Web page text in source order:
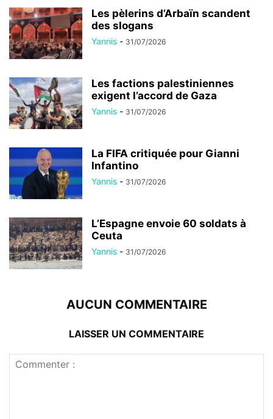
Les pèlerins d’Arbaïn scandent
des slogans
Yannis - 31/07/2026
Les factions palestiniennes
exigent l’accord de Gaza
Yannis - 31/07/2026
La FIFA critiquée pour Gianni
Infantino
Yannis - 31/07/2026
L’Espagne envoie 60 soldats à
Ceuta
Yannis - 31/07/2026
AUCUN COMMENTAIRE
LAISSER UN COMMENTAIRE